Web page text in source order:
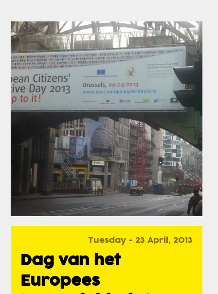
Tuesday - 23 April, 2013
Dag van het
Europees